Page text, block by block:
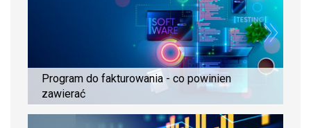
Program do fakturowania - co powinien
zawierać